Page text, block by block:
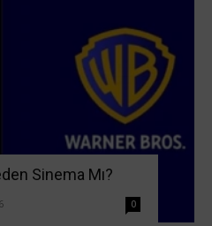
Sinema Mı?
0